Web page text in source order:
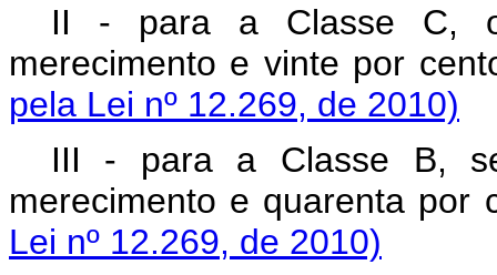
II - para a Classe C,
merecimento e vinte por
pela Lei nº 12.269, de 2010)
III - para a Classe B,
merecimento e quarenta por
Lei nº 12.269, de 2010)